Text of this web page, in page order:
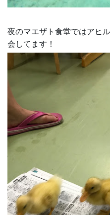
夜のマエザト食堂ではアヒ
会してます！